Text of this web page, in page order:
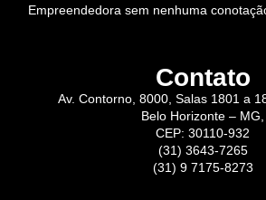
Empreendedora sem nenhuma
Contato
Av. Contorno, 8000, Salas 1801 a
Belo Horizonte – MG,
CEP: 30110-932
(31) 3643-7265
(31) 9 7175-8273